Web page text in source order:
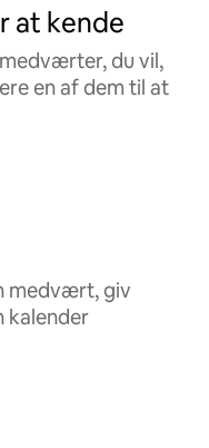
at kende
du vil,
en af dem til at
medvært, giv
kalender